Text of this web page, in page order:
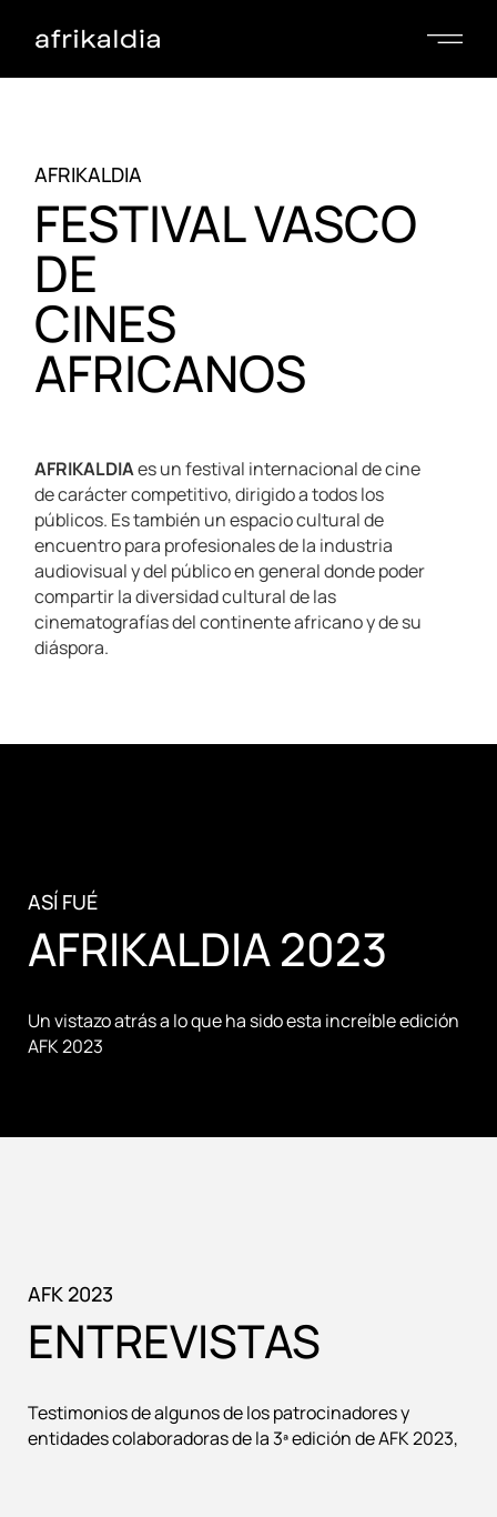
AFRIKALDIA
FESTIVAL VASCO
DE
CINES
AFRICANOS
AFRIKALDIAes un festival internacional de cine
de carácter competitivo, dirigido a todos los
públicos. Es también un espacio cultural de
encuentro para profesionales de la industria
audiovisual y del público en general donde poder
compartir la diversidad cultural de las
cinematografías del continente africano y de su
diáspora.
ASÍ FUÉ
AFRIKALDIA 2023
Un vistazo atrás a lo que ha sido esta increíble edición
AFK 2023
AFK 2023
ENTREVISTAS
Testimonios de algunos de los patrocinadores y
entidades colaboradoras de la 3ª edición de AFK 2023,